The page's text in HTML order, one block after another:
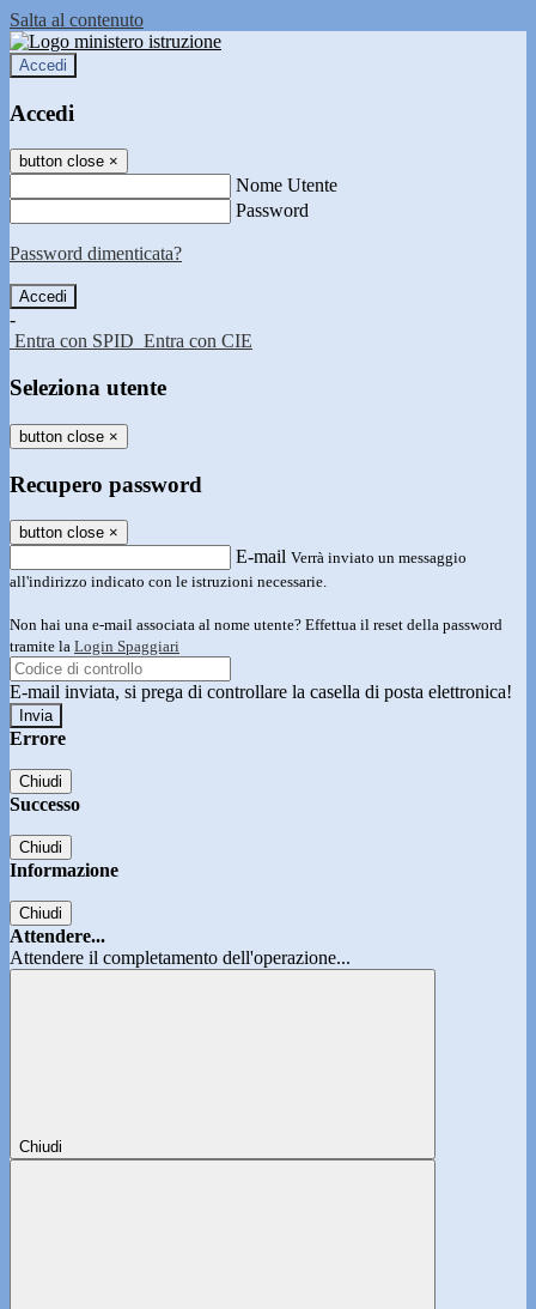
Salta al contenuto
Accedi
Accedi
button close ×
Nome Utente
Password
Password dimenticata?
-
Entra con SPID Entra con CIE
Seleziona utente
button close ×
Recupero password
button close ×
E-mail Verrà inviato un messaggio
all'indirizzo indicato con le istruzioni necessarie.
Non hai una e-mail associata al nome utente? Effettua il reset della password
tramite la Login Spaggiari
E-mail inviata, si prega di controllare la casella di posta elettronica!
Errore
Chiudi
Successo
Chiudi
Informazione
Chiudi
Attendere...
Attendere il completamento dell'operazione...
Chiudi